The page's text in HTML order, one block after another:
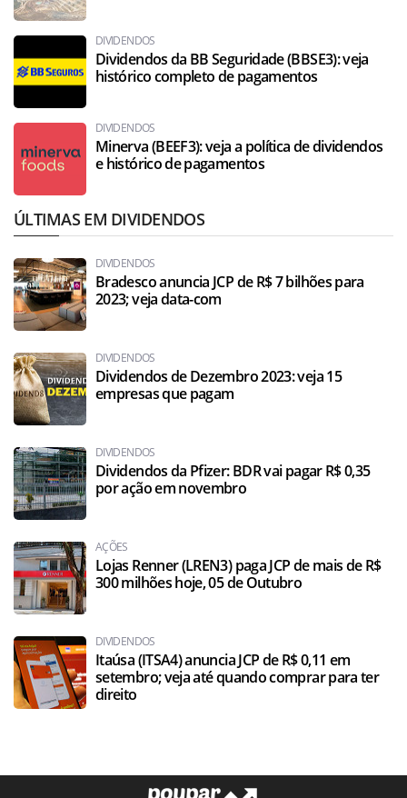
DIVIDENDOS
Dividendos da BB Seguridade (BBSE3): veja
histórico completo de pagamentos
DIVIDENDOS
Minerva (BEEF3): veja a política de dividendos
e histórico de pagamentos
ÚLTIMAS EM DIVIDENDOS
DIVIDENDOS
Bradesco anuncia JCP de R$ 7 bilhões para
2023; veja data-com
DIVIDENDOS
Dividendos de Dezembro 2023: veja 15
empresas que pagam
DIVIDENDOS
Dividendos da Pfizer: BDR vai pagar R$ 0,35
por ação em novembro
AÇÕES
Lojas Renner (LREN3) paga JCP de mais de R$
300 milhões hoje, 05 de Outubro
DIVIDENDOS
Itaúsa (ITSA4) anuncia JCP de R$ 0,11 em
setembro; veja até quando comprar para ter
direito